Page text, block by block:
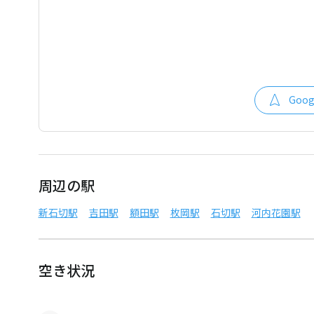
周辺の駅
新石切駅 吉田駅 額田駅 枚岡駅 石切駅 河内花園駅
空き状況